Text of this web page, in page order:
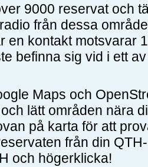
9000 reservat och
från dessa
en kontakt motsvarar
befinna sig vid i ett
Maps och
lätt områden nära
på karta för att
från din
och högerklicka!